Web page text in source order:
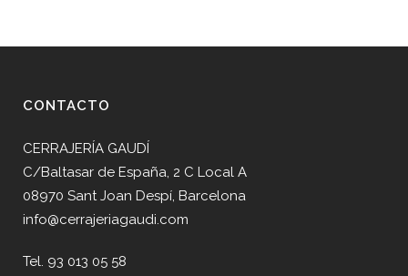
CONTACTO
CERRAJERÍA GAUDÍ
C/Baltasar de España, 2 C Local A
08970 Sant Joan Despí, Barcelona
info@cerrajeriagaudi.com
Tel. 93 013 05 58